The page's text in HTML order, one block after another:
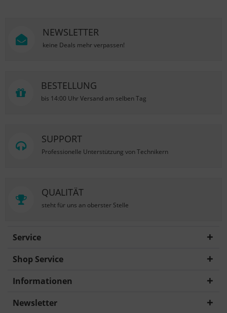
NEWSLETTER
keine Deals mehr verpassen!
BESTELLUNG
bis 14:00 Uhr Versand am selben Tag
SUPPORT
Professionelle Unterstützung von Technikern
QUALITÄT
steht für uns an oberster Stelle
Service
Shop Service
Informationen
Newsletter